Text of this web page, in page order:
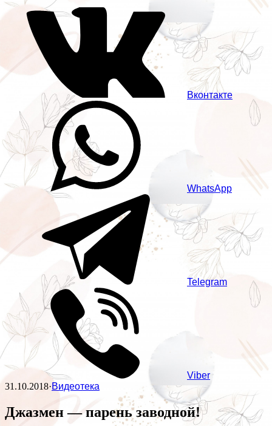
Вконтакте
WhatsApp
Telegram
Viber
31.10.2018·Видеотека
Джазмен — парень заводной!